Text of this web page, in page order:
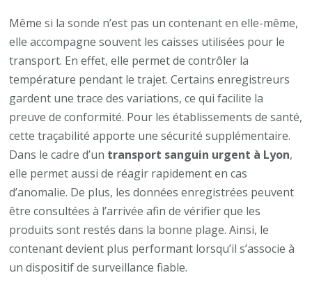
Même si la sonde n’est pas un contenant en elle-même,
elle accompagne souvent les caisses utilisées pour le
transport. En effet, elle permet de contrôler la
température pendant le trajet. Certains enregistreurs
gardent une trace des variations, ce qui facilite la
preuve de conformité. Pour les établissements de santé,
cette traçabilité apporte une sécurité supplémentaire.
Dans le cadre d’un transport sanguin urgent à Lyon,
elle permet aussi de réagir rapidement en cas
d’anomalie. De plus, les données enregistrées peuvent
être consultées à l’arrivée afin de vérifier que les
produits sont restés dans la bonne plage. Ainsi, le
contenant devient plus performant lorsqu’il s’associe à
un dispositif de surveillance fiable.